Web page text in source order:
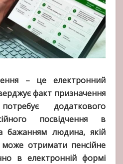
– це електронний
факт призначення
додаткового
посвідчення в
бажанням людина, якій
отримати пенсійне
в електронній формі